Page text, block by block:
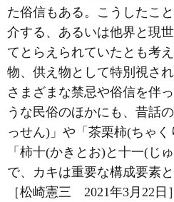
た俗信もある。こうしたこ
介する、あるいは他界と現
てとらえられていたとも考
物、供え物として特別視さ
さまざまな禁忌や俗信を伴
うな民俗のほかにも、昔話
っせん)」や「茶栗柿(ちゃく
「柿十(かきとお)と十一(じ
で、カキは重要な構成要素
［松崎憲三 2021年3月22日］